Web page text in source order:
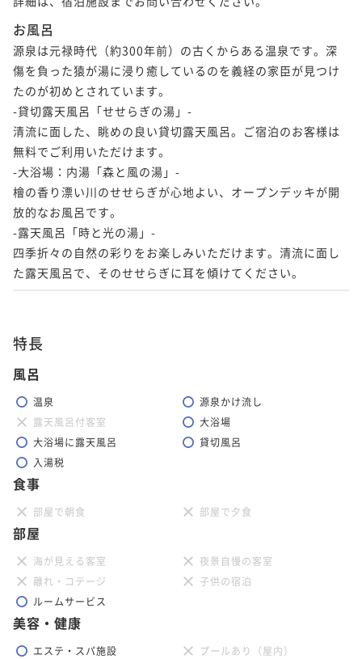
お風呂
源泉は元禄時代（約300年前）の古くからある温泉です。深
傷を負った猿が湯に浸り癒しているのを義経の家臣が見つけ
たのが初めとされています。
-貸切露天風呂「せせらぎの湯」-
清流に面した、眺めの良い貸切露天風呂。ご宿泊のお客様は
無料でご利用いただけます。
-大浴場：内湯「森と風の湯」-
檜の香り漂い川のせせらぎが心地よい、オープンデッキが開
放的なお風呂です。
-露天風呂「時と光の湯」-
四季折々の自然の彩りをお楽しみいただけます。清流に面し
た露天風呂で、そのせせらぎに耳を傾けてください。
特長
風呂
温泉
源泉かけ流し
露天風呂付客室
大浴場
大浴場に露天風呂
貸切風呂
入湯税
食事
部屋で朝食 部屋で夕食
部屋
海が見える客室
夜景自慢の客室
離れ・コテージ
子供の宿泊
ルームサービス
美容・健康
エステ・スパ施設
プールあり（屋内）